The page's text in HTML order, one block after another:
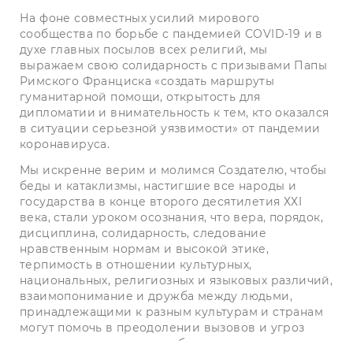
На фоне совместных усилий мирового
сообщества по борьбе с пандемией COVID-19 и в
духе главных посылов всех религий, мы
выражаем свою солидарность с призывами Папы
Римского Франциска «создать маршруты
гуманитарной помощи, открытость для
дипломатии и внимательность к тем, кто оказался
в ситуации серьезной уязвимости» от пандемии
коронавируса.
Мы искренне верим и молимся Создателю, чтобы
беды и катаклизмы, настигшие все народы и
государства в конце второго десятилетия ХХI
века, стали уроком осознания, что вера, порядок,
дисциплина, солидарность, следование
нравственным нормам и высокой этике,
терпимость в отношении культурных,
национальных, религиозных и языковых различий,
взаимопонимание и дружба между людьми,
принадлежащими к разным культурам и странам
могут помочь в преодолении вызовов и угроз